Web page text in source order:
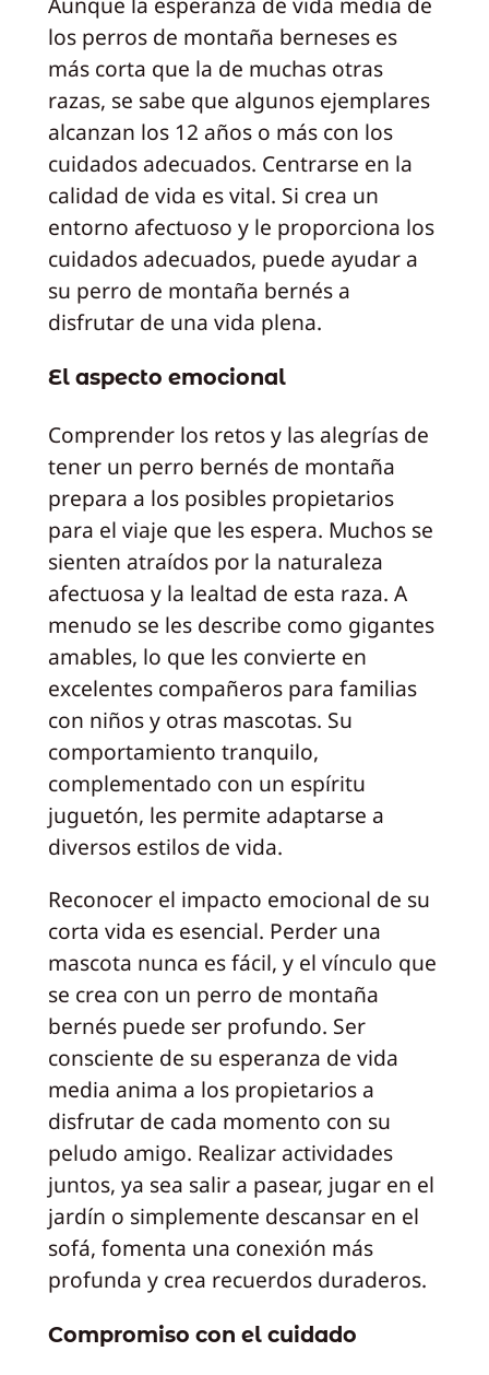
los perros de montaña berneses es
más corta que la de muchas otras
razas, se sabe que algunos ejemplares
alcanzan los 12 años o más con los
cuidados adecuados. Centrarse en la
calidad de vida es vital. Si crea un
entorno afectuoso y le proporciona los
cuidados adecuados, puede ayudar a
su perro de montaña bernés a
disfrutar de una vida plena.
El aspecto emocional
Comprender los retos y las alegrías de
tener un perro bernés de montaña
prepara a los posibles propietarios
para el viaje que les espera. Muchos se
sienten atraídos por la naturaleza
afectuosa y la lealtad de esta raza. A
menudo se les describe como gigantes
amables, lo que les convierte en
excelentes compañeros para familias
con niños y otras mascotas. Su
comportamiento tranquilo,
complementado con un espíritu
juguetón, les permite adaptarse a
diversos estilos de vida.
Reconocer el impacto emocional de su
corta vida es esencial. Perder una
mascota nunca es fácil, y el vínculo que
se crea con un perro de montaña
bernés puede ser profundo. Ser
consciente de su esperanza de vida
media anima a los propietarios a
disfrutar de cada momento con su
peludo amigo. Realizar actividades
juntos, ya sea salir a pasear, jugar en el
jardín o simplemente descansar en el
sofá, fomenta una conexión más
profunda y crea recuerdos duraderos.
Compromiso con el cuidado